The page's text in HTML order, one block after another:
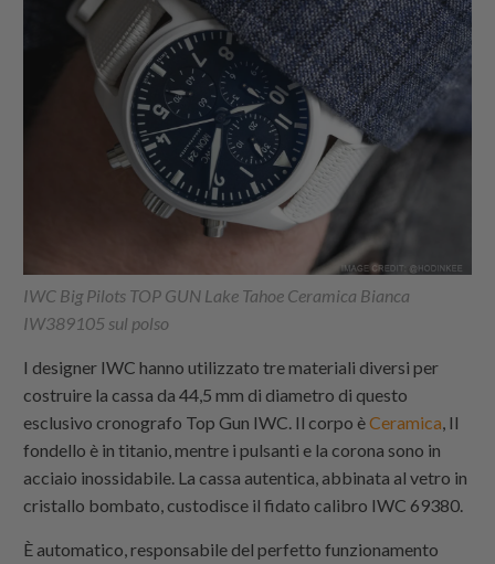
IWC Big Pilots TOP GUN Lake Tahoe Ceramica Bianca
IW389105 sul polso
I designer IWC hanno utilizzato tre materiali diversi per
costruire la cassa da 44,5 mm di diametro di questo
esclusivo cronografo Top Gun IWC. Il corpo èCeramica , Il
fondello è in titanio, mentre i pulsanti e la corona sono in
acciaio inossidabile. La cassa autentica, abbinata al vetro in
cristallo bombato, custodisce il fidato calibro IWC 69380.
È automatico, responsabile del perfetto funzionamento